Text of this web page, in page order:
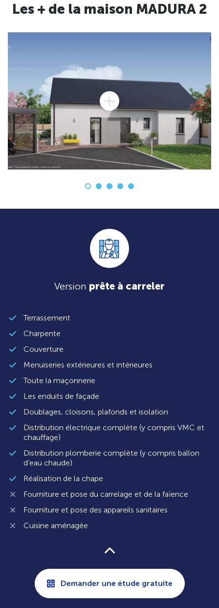
Les + de la maison MADURA 2
Version prête à carreler
Terrassement
Charpente
Couverture
Menuiseries extérieures et intérieures
Toute la maçonnerie
Les enduits de façade
Doublages, cloisons, plafonds et isolation
Distribution électrique complète (y compris VMC et
chauffage)
Distribution plomberie complète (y compris ballon
d’eau chaude)
Réalisation de la chape
Fourniture et pose du carrelage et de la faïence
Fourniture et pose des appareils sanitaires
Cuisine aménagée
Demander une étude gratuite